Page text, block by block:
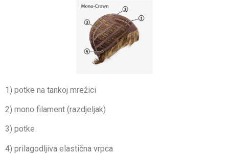
1) potke na tankoj mrežici
2) mono filament (razdjeljak)
3) potke
4) prilagodljiva elastična vrpca